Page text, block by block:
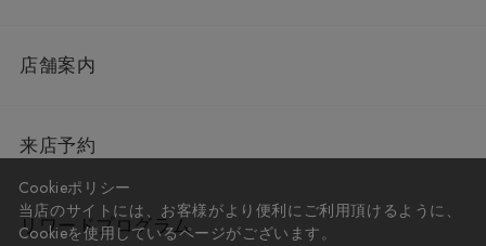
店舗案内
来店予約
リワードプログラム
Cookieポリシー
当店のサイトには、お客様がより便利にご利用頂けるように、
Cookieを使用しているページがございます。